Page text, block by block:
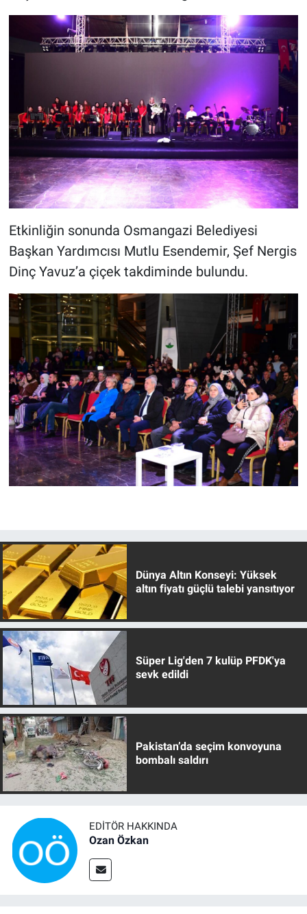
Etkinliğin sonunda Osmangazi Belediyesi
Başkan Yardımcısı Mutlu Esendemir, Şef Nergis
Dinç Yavuz’a çiçek takdiminde bulundu.
Dünya Altın Konseyi: Yüksek
altın fiyatı güçlü talebi yansıtıyor
Süper Lig'den 7 kulüp PFDK'ya
sevk edildi
Pakistan’da seçim konvoyuna
bombalı saldırı
EDITÖR HAKKINDA
Ozan Özkan